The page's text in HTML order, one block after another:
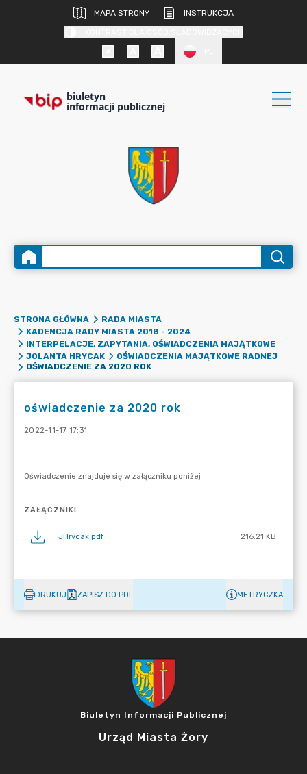
MAPA STRONY
INSTRUKCJA
biuletyn
informacji publicznej
STRONA GŁÓWNA
RADA MIASTA
KADENCJA RADY MIASTA 2018 - 2024
INTERPELACJE, ZAPYTANIA, OŚWIADCZENIA MAJĄTKOWE
JOLANTA HRYCAK
OŚWIADCZENIA MAJĄTKOWE RADNEJ
OŚWIADCZENIE ZA 2020 ROK
oświadczenie za 2020 rok
2022-11-17 17:31
ZAŁĄCZNIKI
JHrycak.pdf 216.21 KB
DRUKUJ ZAPISZ DO PDF METRYCZKA
Biuletyn Informacji Publicznej
Urząd Miasta Żory